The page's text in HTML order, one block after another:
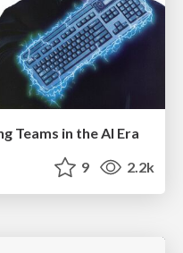
Teams in the AI Era
9 2.2k